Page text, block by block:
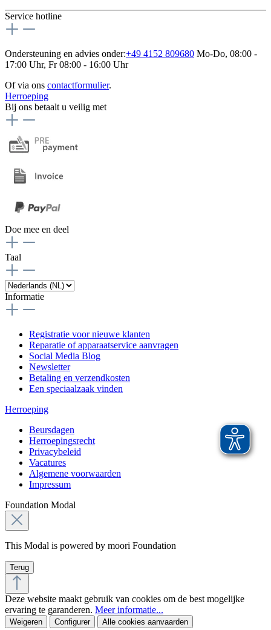
Service hotline
Ondersteuning en advies onder:+49 4152 809680 Mo-Do, 08:00 -
17:00 Uhr, Fr 08:00 - 16:00 Uhr
Of via ons contactformulier.
Herroeping
Bij ons betaalt u veilig met
Doe mee en deel
Taal
Informatie
Registratie voor nieuwe klanten
Reparatie of apparaatservice aanvragen
Social Media Blog
Newsletter
Betaling en verzendkosten
Een speciaalzaak vinden
Herroeping
Beursdagen
Herroepingsrecht
Privacybeleid
Vacatures
Algemene voorwaarden
Impressum
Foundation Modal
This Modal is powered by moori Foundation
Terug
Deze website maakt gebruik van cookies om de best mogelijke
ervaring te garanderen. Meer informatie...
Weigeren Configurer Alle cookies aanvaarden